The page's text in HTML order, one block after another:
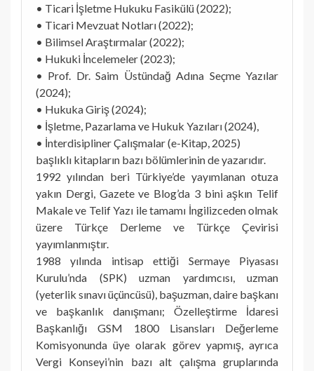
• Ticari İşletme Hukuku Fasikülü (2022);
• Ticari Mevzuat Notları (2022);
• Bilimsel Araştırmalar (2022);
• Hukuki İncelemeler (2023);
• Prof. Dr. Saim Üstündağ Adına Seçme Yazılar
(2024);
• Hukuka Giriş (2024);
• İşletme, Pazarlama ve Hukuk Yazıları (2024),
• İnterdisipliner Çalışmalar (e-Kitap, 2025)
başlıklı kitapların bazı bölümlerinin de yazarıdır.
1992 yılından beri Türkiye’de yayımlanan otuza
yakın Dergi, Gazete ve Blog’da 3 bini aşkın Telif
Makale ve Telif Yazı ile tamamı İngilizceden olmak
üzere Türkçe Derleme ve Türkçe Çevirisi
yayımlanmıştır.
1988 yılında intisap ettiği Sermaye Piyasası
Kurulu’nda (SPK) uzman yardımcısı, uzman
(yeterlik sınavı üçüncüsü), başuzman, daire başkanı
ve başkanlık danışmanı; Özelleştirme İdaresi
Başkanlığı GSM 1800 Lisansları Değerleme
Komisyonunda üye olarak görev yapmış, ayrıca
Vergi Konseyi’nin bazı alt çalışma gruplarında